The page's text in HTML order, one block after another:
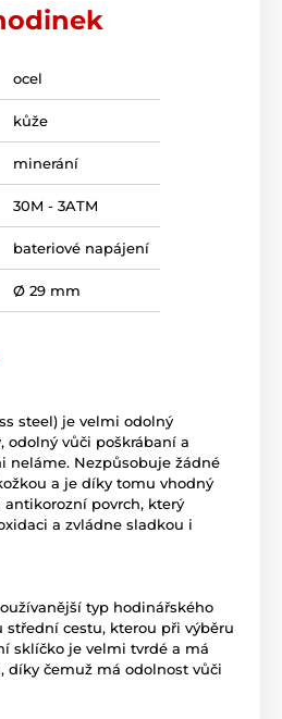
ocel
kůže
minerání
30M - 3ATM
bateriové napájení
Ø 29 mm
steel) je velmi odolný
odolný vůči poškrábaní a
neláme. Nezpůsobuje žádné
a je díky tomu vhodný
povrch, který
a zvládne sladkou i
typ hodinářského
střední cestu, kterou při výběru
sklíčko je velmi tvrdé a má
díky čemuž má odolnost vůči